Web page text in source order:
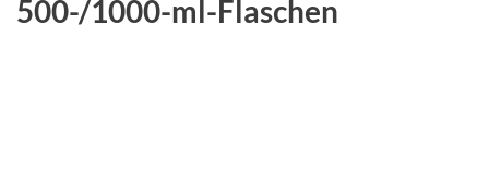
500-/1000-ml-Flaschen